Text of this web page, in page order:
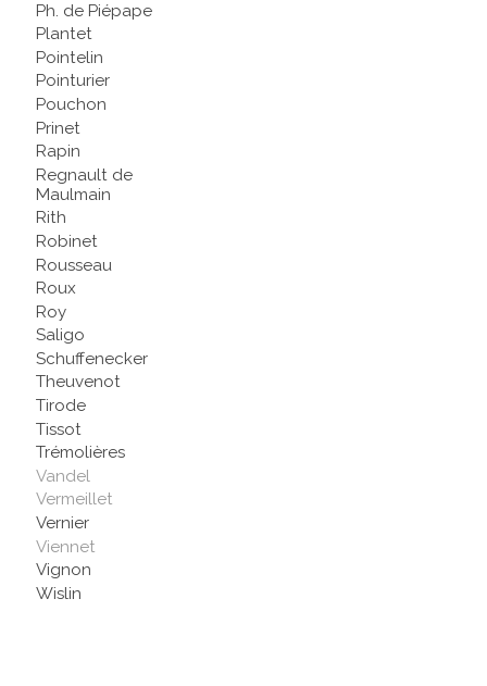
Ph. de Piépape
Plantet
Pointelin
Pointurier
Pouchon
Prinet
Rapin
Regnault de
Maulmain
Rith
Robinet
Rousseau
Roux
Roy
Saligo
Schuffenecker
Theuvenot
Tirode
Tissot
Trémolières
Vandel
Vermeillet
Vernier
Viennet
Vignon
Wislin